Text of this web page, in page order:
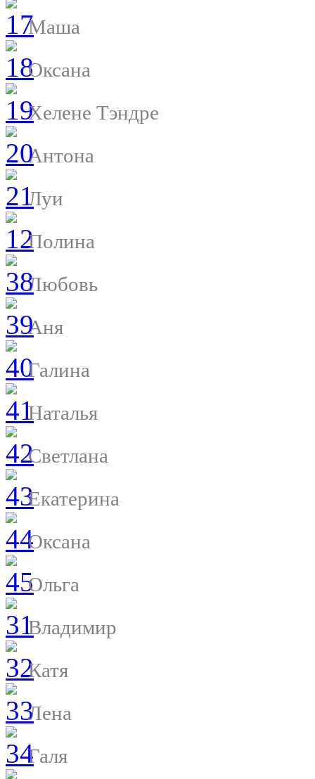
Маша
Оксана
Хелене Тэндре
Антона
Луи
Полина
Любовь
Аня
Галина
Наталья
Светлана
Екатерина
Оксана
Ольга
Владимир
Катя
Лена
Галя